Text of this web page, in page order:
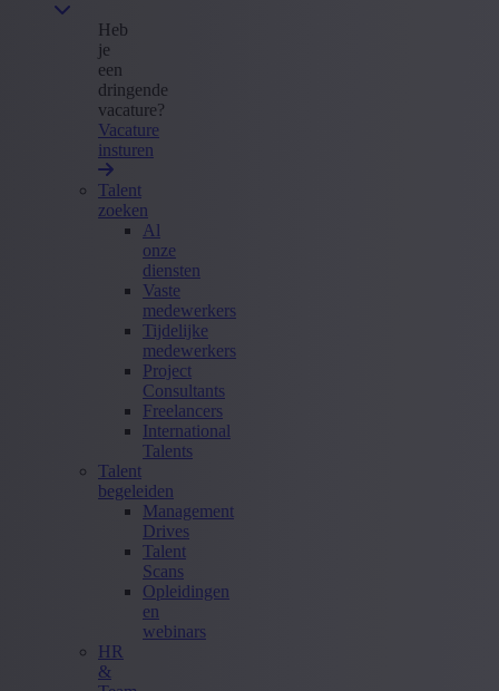
Heb
je
een
dringende
vacature?
Vacature
insturen
Talent
zoeken
Al
onze
diensten
Vaste
medewerkers
Tijdelijke
medewerkers
Project
Consultants
Freelancers
International
Talents
Talent
begeleiden
Management
Drives
Talent
Scans
Opleidingen
en
webinars
HR
&